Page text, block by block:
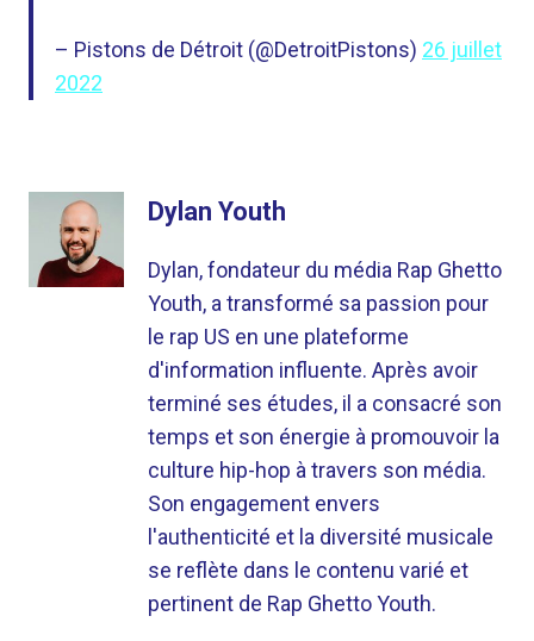
– Pistons de Détroit (@DetroitPistons) 26 juillet
2022
Dylan Youth
Dylan, fondateur du média Rap Ghetto
Youth, a transformé sa passion pour
le rap US en une plateforme
d'information influente. Après avoir
terminé ses études, il a consacré son
temps et son énergie à promouvoir la
culture hip-hop à travers son média.
Son engagement envers
l'authenticité et la diversité musicale
se reflète dans le contenu varié et
pertinent de Rap Ghetto Youth.